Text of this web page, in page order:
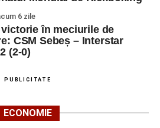
Band,Red Ravine
6 zile
victorie în meciurile de
CSM Sebeș – Interstar
(2-0)
PUBLICITATE
ECONOMIE